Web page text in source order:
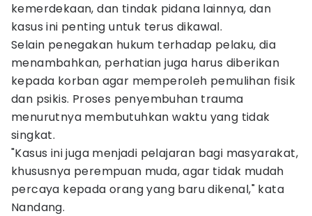
kemerdekaan, dan tindak pidana lainnya, dan
kasus ini penting untuk terus dikawal.
Selain penegakan hukum terhadap pelaku, dia
menambahkan, perhatian juga harus diberikan
kepada korban agar memperoleh pemulihan fisik
dan psikis. Proses penyembuhan trauma
menurutnya membutuhkan waktu yang tidak
singkat.
"Kasus ini juga menjadi pelajaran bagi masyarakat,
khususnya perempuan muda, agar tidak mudah
percaya kepada orang yang baru dikenal," kata
Nandang.